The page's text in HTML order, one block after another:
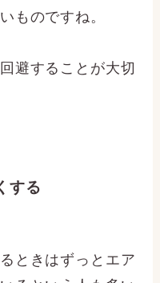
ものですね。
避することが大切
する
ときはずっとエア